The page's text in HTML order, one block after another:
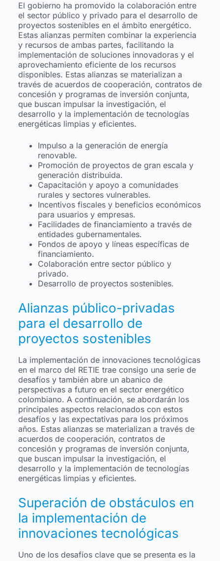
El gobierno ha promovido la colaboración entre
el sector público y privado para el desarrollo de
proyectos sostenibles en el ámbito energético.
Estas alianzas permiten combinar la experiencia
y recursos de ambas partes, facilitando la
implementación de soluciones innovadoras y el
aprovechamiento eficiente de los recursos
disponibles. Estas alianzas se materializan a
través de acuerdos de cooperación, contratos de
concesión y programas de inversión conjunta,
que buscan impulsar la investigación, el
desarrollo y la implementación de tecnologías
energéticas limpias y eficientes.
Impulso a la generación de energía
renovable.
Promoción de proyectos de gran escala y
generación distribuida.
Capacitación y apoyo a comunidades
rurales y sectores vulnerables.
Incentivos fiscales y beneficios económicos
para usuarios y empresas.
Facilidades de financiamiento a través de
entidades gubernamentales.
Fondos de apoyo y líneas específicas de
financiamiento.
Colaboración entre sector público y
privado.
Desarrollo de proyectos sostenibles.
Alianzas público-privadas
para el desarrollo de
proyectos sostenibles
La implementación de innovaciones tecnológicas
en el marco del RETIE trae consigo una serie de
desafíos y también abre un abanico de
perspectivas a futuro en el sector energético
colombiano. A continuación, se abordarán los
principales aspectos relacionados con estos
desafíos y las expectativas para los próximos
años. Estas alianzas se materializan a través de
acuerdos de cooperación, contratos de
concesión y programas de inversión conjunta,
que buscan impulsar la investigación, el
desarrollo y la implementación de tecnologías
energéticas limpias y eficientes.
Superación de obstáculos en
la implementación de
innovaciones tecnológicas
Uno de los desafíos clave que se presenta es la